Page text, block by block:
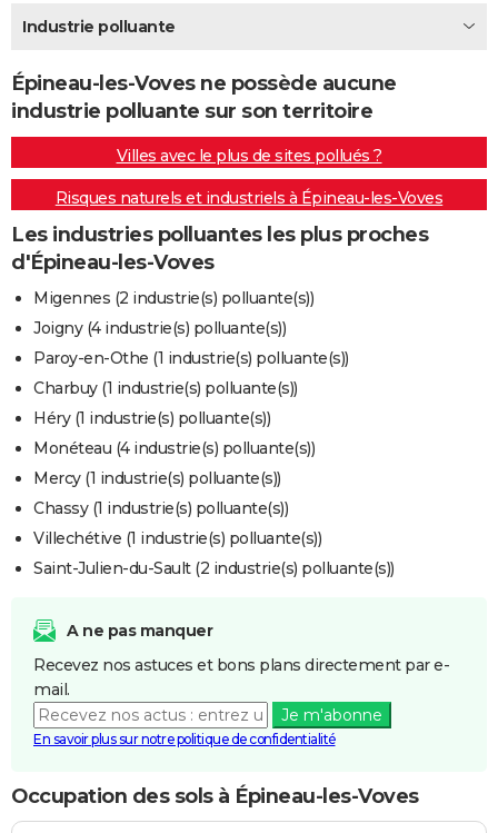
Destinations
City break
Voyage nature
Voyage de noces
Forum
Climat
+PHOTO
GUIDES D'ACHAT
BONS PLANS
CARTE DE VOEUX
Carte de Noël
Carte Bonne année
Carte Saint-Valentin
Carte Pâques
Carte d'anniversaire
DICTIONNAIRE
Dictionnaire
Biographies
Citations
Expressions
Proverbes
PROGRAMME TV
COPAINS D'AVANT
S'inscrire
Se connecter
Lycées
Collèges
Primaires
Universités
Entreprises
Service militaire
Avis de recherche
AVIS DE DÉCÈS
FORUM
Bricolage
Lifestyle
Culture
Sport
Auto
Television
Voyage
Cinema
Industrie polluante
Épineau-les-Voves ne possède aucune
industrie polluante sur son territoire
Villes avec le plus de sites pollués ?
Risques naturels et industriels à Épineau-les-Voves
Les industries polluantes les plus proches
d'Épineau-les-Voves
Migennes (2 industrie(s) polluante(s))
Joigny (4 industrie(s) polluante(s))
Paroy-en-Othe (1 industrie(s) polluante(s))
Charbuy (1 industrie(s) polluante(s))
Héry (1 industrie(s) polluante(s))
Monéteau (4 industrie(s) polluante(s))
Mercy (1 industrie(s) polluante(s))
Chassy (1 industrie(s) polluante(s))
Villechétive (1 industrie(s) polluante(s))
Saint-Julien-du-Sault (2 industrie(s) polluante(s))
A ne pas manquer
Recevez nos astuces et bons plans directement par e-
mail.
Je m'abonne
En savoir plus sur notre politique de confidentialité
Occupation des sols à Épineau-les-Voves